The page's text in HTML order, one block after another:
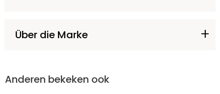
Über die Marke
Anderen bekeken ook